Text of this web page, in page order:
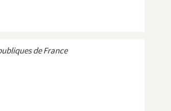
de France